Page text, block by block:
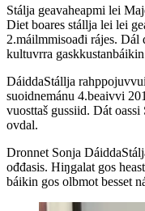
Stálja geavaheapmi lei
Diet boares stállja lei lei
2.máilmmisoađi rájes. Dál
kultuvrra
DáiddaStállja
suoidnemánu 4.beaivvi
vuosttaš gussiid. Dát
ovdal.
Dronnet Sonja
ođđasis. Hiŋgalat gos
báikin gos olbmot besset